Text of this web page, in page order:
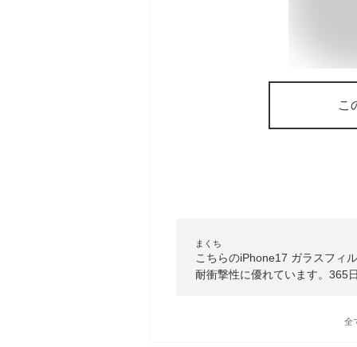
こ
まくち
こちらのiPhone17 ガラスフィ
耐衝撃性に優れています。365
全